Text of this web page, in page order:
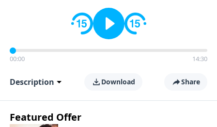
00:00 14:30
Description Download Share
Featured Offer